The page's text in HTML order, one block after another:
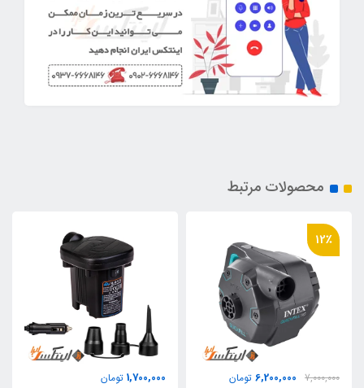
محصولات مرتبط
12٪
7,000,000
6,200,000 تومان
1,700,000 تومان